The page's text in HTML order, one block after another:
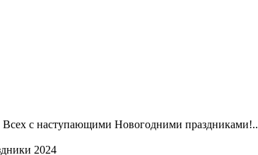
Всех с наступающими Новогодними праздниками!..